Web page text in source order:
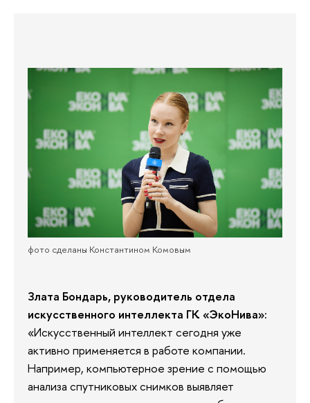
фото сделаны Константином Комовым
Злата Бондарь, руководитель отдела
искусственного интеллекта ГК «ЭкоНива»:
«Искусственный интеллект сегодня уже
активно применяется в работе компании.
Например, компьютерное зрение с помощью
анализа спутниковых снимков выявляет